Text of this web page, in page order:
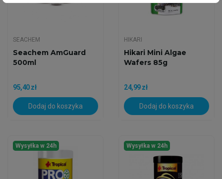
SEACHEM
Seachem AmGuard
500ml
95,40 zł
Dodaj do koszyka
HIKARI
Hikari Mini Algae
Wafers 85g
24,99 zł
Dodaj do koszyka
Wysyłka w 24h Wysyłka w 24h